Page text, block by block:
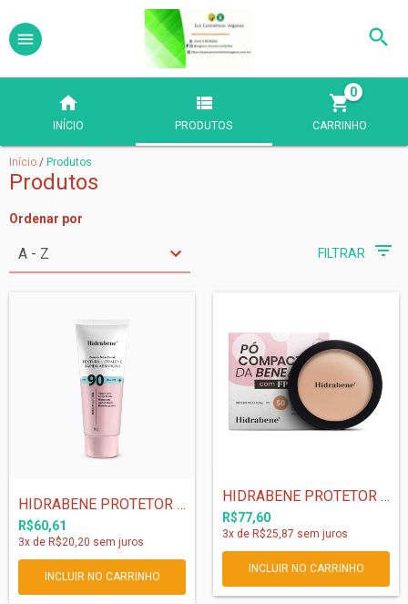
INÍCIO PRODUTOS CARRINHO
0
Início / Produtos
Produtos
Ordenar por
FILTRAR
HIDRABENE PROTETOR SOLAR FACIAL FPS 90 -...
R$60,61
3x de R$20,20 sem juros
HIDRABENE PROTETOR SOLAR FACIAL MEDIO PÓ...
R$77,60
3x de R$25,87 sem juros